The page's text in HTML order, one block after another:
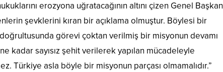
erozyona uğratacağının altını çizen Genel Başkan
şevklerini kıran bir açıklama olmuştur. Böylesi bir
görevi çoktan verilmiş bir misyonun devamı
kadar sayısız şehit verilerek yapılan mücadeleyle
Türkiye asla böyle bir misyonun parçası olmamalıdır.”